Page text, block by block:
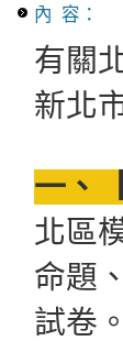
內 容：
有關
新北
一、
北區
命題
試卷